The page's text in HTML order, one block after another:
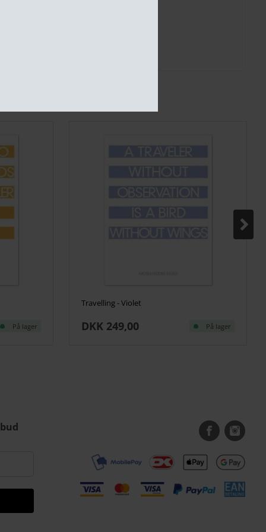
På lager
Travelling - Violet
DKK 249,00 På lager